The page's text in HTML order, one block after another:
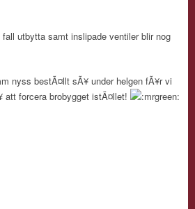
utbytta samt inslipade ventiler blir nog
nyss bestÃ¤llt sÃ¥ under helgen fÃ¥r vi
att forcera brobygget istÃ¤llet!